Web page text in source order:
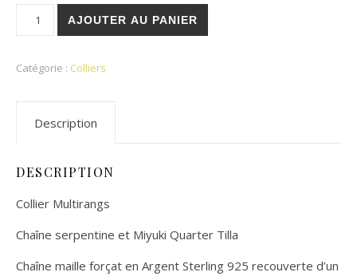
quantité de Collier Cloé
AJOUTER AU PANIER
Catégorie : Colliers
Description
DESCRIPTION
Collier Multirangs
Chaîne serpentine et Miyuki Quarter Tilla
Chaîne maille forçat en Argent Sterling 925 recouverte d’un